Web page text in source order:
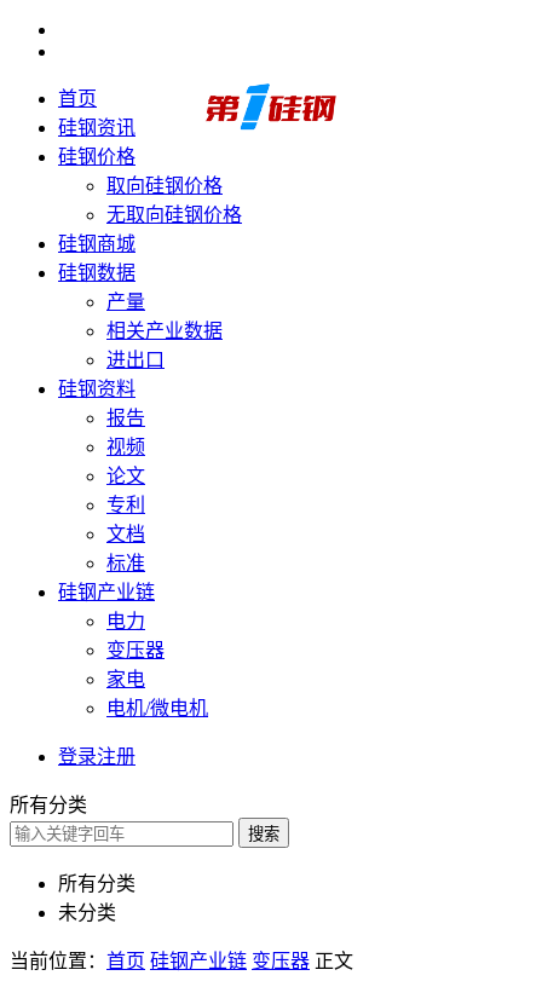
首页
硅钢资讯
硅钢价格
取向硅钢价格
无取向硅钢价格
硅钢商城
硅钢数据
产量
相关产业数据
进出口
硅钢资料
报告
视频
论文
专利
文档
标准
硅钢产业链
电力
变压器
家电
电机/微电机
登录注册
所有分类
搜索
所有分类
未分类
当前位置： 首页 硅钢产业链 变压器 正文